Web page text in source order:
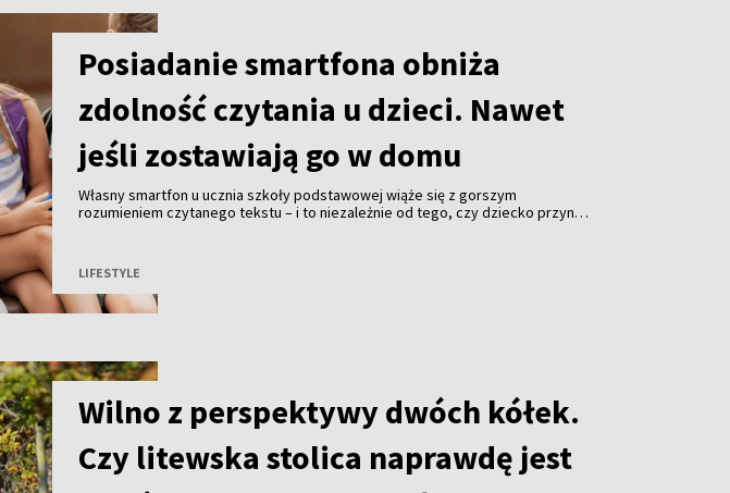
Posiadanie smartfona obniża
zdolność czytania u dzieci. Nawet
jeśli zostawiają go w domu
Własny smartfon u ucznia szkoły podstawowej wiąże się z gorszym
rozumieniem czytanego tekstu – i to niezależnie od tego, czy dziecko przynosi
czasopismo naukowe „Behavioral Sciences”.
LIFESTYLE
Wilno z perspektywy dwóch kółek.
Czy litewska stolica naprawdę jest